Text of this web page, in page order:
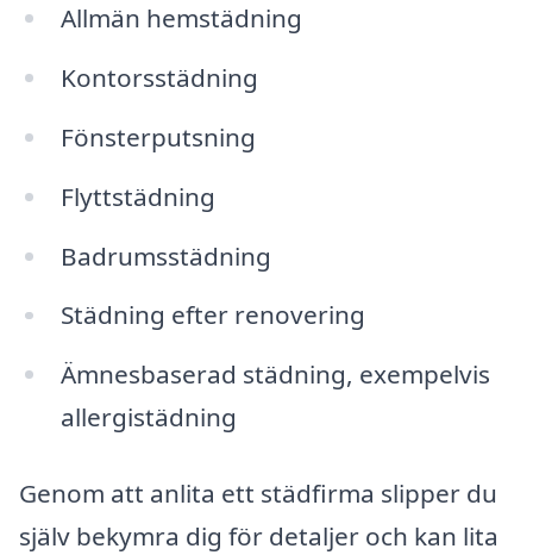
Allmän hemstädning
Kontorsstädning
Fönsterputsning
Flyttstädning
Badrumsstädning
Städning efter renovering
Ämnesbaserad städning, exempelvis
allergistädning
Genom att anlita ett städfirma slipper du
själv bekymra dig för detaljer och kan lita